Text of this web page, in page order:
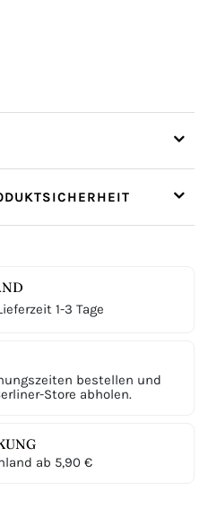
1-3 Tage
bestellen und
Store abholen.
ab 5,90 €